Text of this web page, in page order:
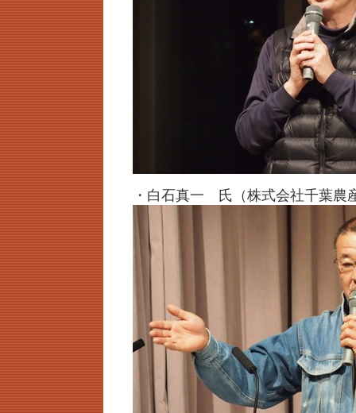
・白石真一 氏（株式会社千葉農